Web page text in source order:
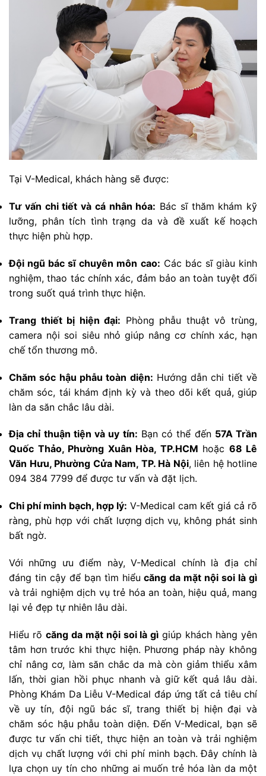
Tại V-Medical, khách hàng sẽ được:
Tư vấn chi tiết và cá nhân hóa: Bác sĩ thăm khám kỹ
lưỡng, phân tích tình trạng da và đề xuất kế hoạch
thực hiện phù hợp.
Đội ngũ bác sĩ chuyên môn cao: Các bác sĩ giàu kinh
nghiệm, thao tác chính xác, đảm bảo an toàn tuyệt đối
trong suốt quá trình thực hiện.
Trang thiết bị hiện đại: Phòng phẫu thuật vô trùng,
camera nội soi siêu nhỏ giúp nâng cơ chính xác, hạn
chế tổn thương mô.
Chăm sóc hậu phẫu toàn diện: Hướng dẫn chi tiết về
chăm sóc, tái khám định kỳ và theo dõi kết quả, giúp
làn da săn chắc lâu dài.
Địa chỉ thuận tiện và uy tín: Bạn có thể đến 57A Trần
Quốc Thảo, Phường Xuân Hòa, TP.HCM hoặc 68 Lê
Văn Hưu, Phường Cửa Nam, TP. Hà Nội, liên hệ hotline
094 384 7799 để được tư vấn và đặt lịch.
Chi phí minh bạch, hợp lý: V-Medical cam kết giá cả rõ
ràng, phù hợp với chất lượng dịch vụ, không phát sinh
bất ngờ.
Với những ưu điểm này, V-Medical chính là địa chỉ
đáng tin cậy để bạn tìm hiểucăng da mặt nội soi là gì
và trải nghiệm dịch vụ trẻ hóa an toàn, hiệu quả, mang
lại vẻ đẹp tự nhiên lâu dài.
Hiểu rõ căng da mặt nội soi là gì giúp khách hàng yên
tâm hơn trước khi thực hiện. Phương pháp này không
chỉ nâng cơ, làm săn chắc da mà còn giảm thiểu xâm
lấn, thời gian hồi phục nhanh và giữ kết quả lâu dài.
Phòng Khám Da Liễu V-Medical đáp ứng tất cả tiêu chí
về uy tín, đội ngũ bác sĩ, trang thiết bị hiện đại và
chăm sóc hậu phẫu toàn diện. Đến V-Medical, bạn sẽ
được tư vấn chi tiết, thực hiện an toàn và trải nghiệm
dịch vụ chất lượng với chi phí minh bạch. Đây chính là
lựa chọn uy tín cho những ai muốn trẻ hóa làn da một